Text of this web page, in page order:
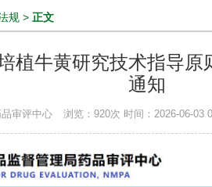
规 > 正文
植牛黄研究技术指导
通知
审评中心 浏览：920次 时间：2026-06-03